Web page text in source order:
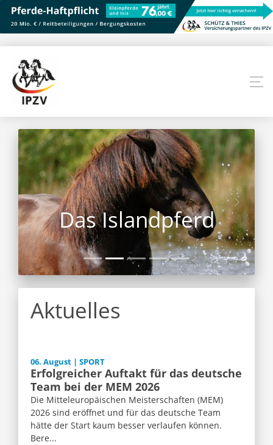
Das Islandpferd
Aktuelles
06. August | SPORT
Erfolgreicher Auftakt für das deutsche
Team bei der MEM 2026
Die Mitteleuropäischen Meisterschaften (MEM)
2026 sind eröffnet und für das deutsche Team
hätte der Start kaum besser verlaufen können.
Bere...